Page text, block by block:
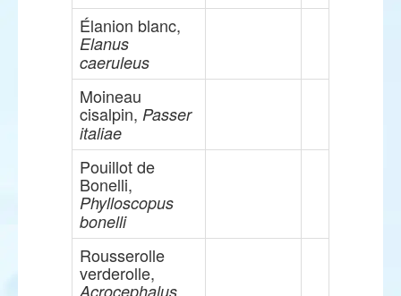
Élanion blanc,
Elanus
caeruleus
Moineau
cisalpin, Passer
italiae
Pouillot de
Bonelli,
Phylloscopus
bonelli
Rousserolle
verderolle,
Acrocephalus